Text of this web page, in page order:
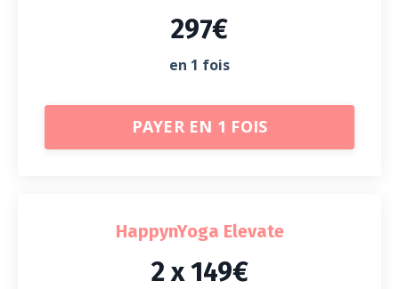
297€
en 1 fois
PAYER EN 1 FOIS
HappynYoga Elevate
2 x 149€